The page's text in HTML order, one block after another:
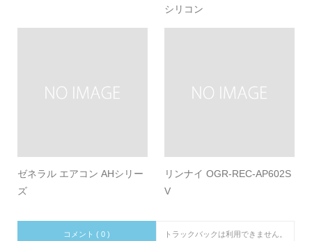
シリコン
ゼネラル エアコン AHシリー
ズ
リンナイ OGR-REC-AP602S
V
コメント ( 0 ) トラックバックは利用できません。